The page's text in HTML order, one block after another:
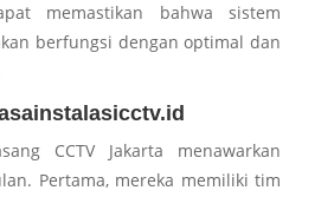
memastikan bahwa sistem
berfungsi dengan optimal dan
CCTV Jakarta menawarkan
Pertama, mereka memiliki tim